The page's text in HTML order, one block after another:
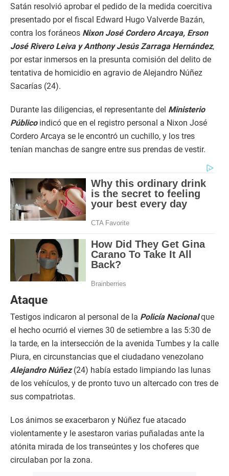
Satán resolvió aprobar el pedido de la medida coercitiva
presentado por el fiscal Edward Hugo Valverde Bazán,
contra los foráneos Nixon José Cordero Arcaya, Erson
José Rivero Leiva y Anthony Jesús Zarraga Hernández,
por estar inmersos en la presunta comisión del delito de
tentativa de homicidio en agravio de Alejandro Núñez
Sacarías (24).
Durante las diligencias, el representante del Ministerio
Públicoindicó que en el registro personal a Nixon José
Cordero Arcaya se le encontró un cuchillo, y los tres
tenían manchas de sangre entre sus prendas de vestir.
Ataque
Testigos indicaron al personal de la Policía Nacionalque
el hecho ocurrió el viernes 30 de setiembre a las 5:30 de
la tarde, en la intersección de la avenida Tumbes y la calle
Piura, en circunstancias que el ciudadano venezolano
Alejandro Núñez(24) había estado limpiando las lunas
de los vehículos, y de pronto tuvo un altercado con tres de
sus compatriotas.
Los ánimos se exacerbaron y Núñez fue atacado
violentamente y le asestaron varias puñaladas ante la
atónita mirada de los transeúntes y los choferes que
circulaban por la zona.